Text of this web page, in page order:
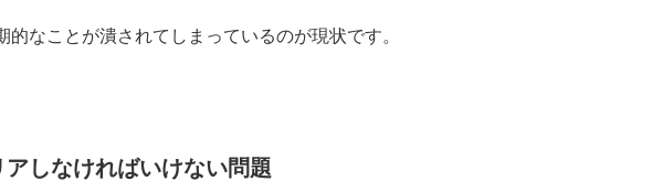
なことが潰されてしまっているのが現状です。
しなければいけない問題